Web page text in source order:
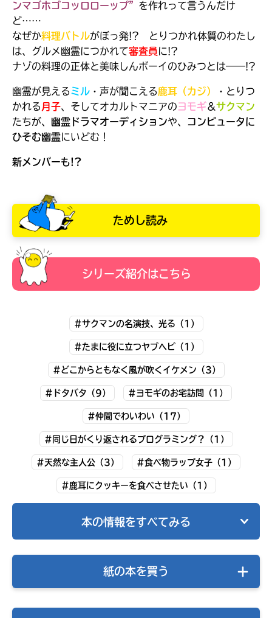
できる掲示板
シリーズに
キミノラジオ配信中！
いろんな動画が
ンマゴホゴコッロローップ” を作れって言うんだけ
ど……
なぜか料理バトルがぼっ発!? とりつかれ体質のわたし
は、グルメ幽霊につかれて審査員に!?
ナゾの料理の正体と美味しんボーイのひみつとは――!?
幽霊が見えるミル ・声が聞こえる鹿耳（カジ）
・とりつ
かれる月子、そしてオカルトマニアのヨモギ＆サクマン
たちが、
幽霊ドラマオーディションや、
コンピュータに
ひそむ幽霊にいどむ！
新メンバーも!?
ためし読み
シリーズ紹介はこちら
#サクマンの名演技、光る（1）
#たまに役に立つヤブヘビ（1）
#どこからともなく風が吹くイケメン（3）
#ドタバタ（9） #ヨモギのお宅訪問（1）
#仲間でわいわい（17）
#同じ日がくり返されるプログラミング？（1）
#天然な主人公（3） #食べ物ラップ女子（1）
#鹿耳にクッキーを食べさせたい（1）
本の情報をすべてみる
紙の本を買う